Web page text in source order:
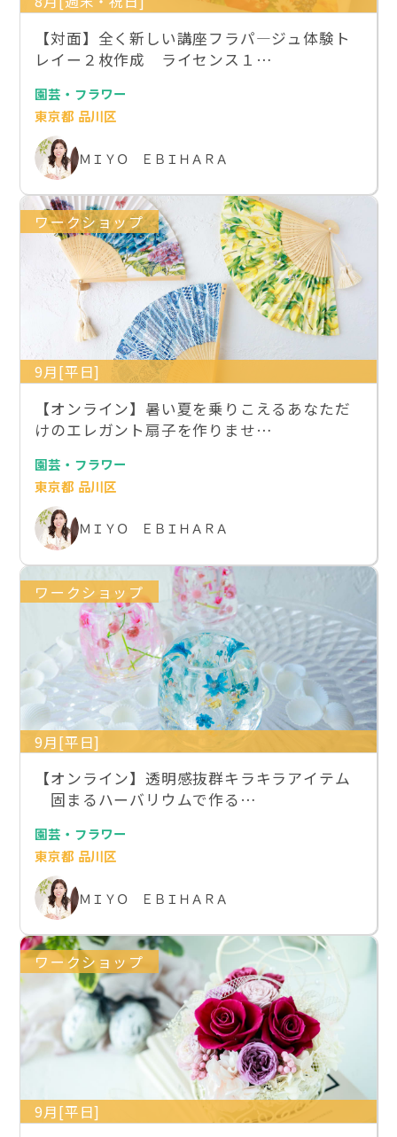
【対面】全く新しい講座フラパ―ジュ体験ト
レイー２枚作成 ライセンス１…
園芸・フラワー
東京都 品川区
ＭＩＹＯ ＥＢＩＨＡＲＡ
ワークショップ
9月[平日]
【オンライン】暑い夏を乗りこえるあなただ
けのエレガント扇子を作りませ…
園芸・フラワー
東京都 品川区
ＭＩＹＯ ＥＢＩＨＡＲＡ
ワークショップ
9月[平日]
【オンライン】透明感抜群キラキラアイテム
固まるハーバリウムで作る…
園芸・フラワー
東京都 品川区
ＭＩＹＯ ＥＢＩＨＡＲＡ
ワークショップ
9月[平日]